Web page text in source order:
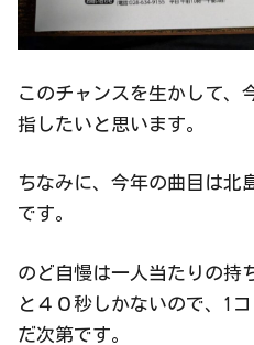
このチャンスを生かして、
指したいと思います。
ちなみに、今年の曲目は北
です。
のど自慢は一人当たりの持
と４０秒しかないので、1
だ次第です。